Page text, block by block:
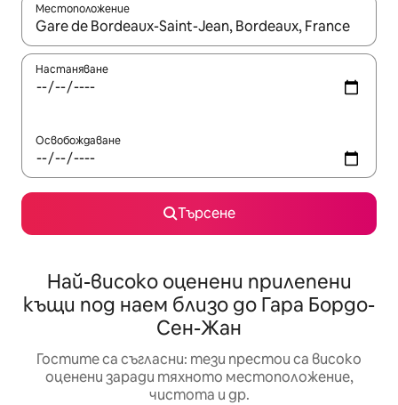
Местоположение
Когато резултатите се покажат, използвайте
Настаняване
Освобождаване
Търсене
Най-високо оценени прилепени
къщи под наем близо до Гара Бордо-
Сен-Жан
Гостите са съгласни: тези престои са високо
оценени заради тяхното местоположение,
чистота и др.